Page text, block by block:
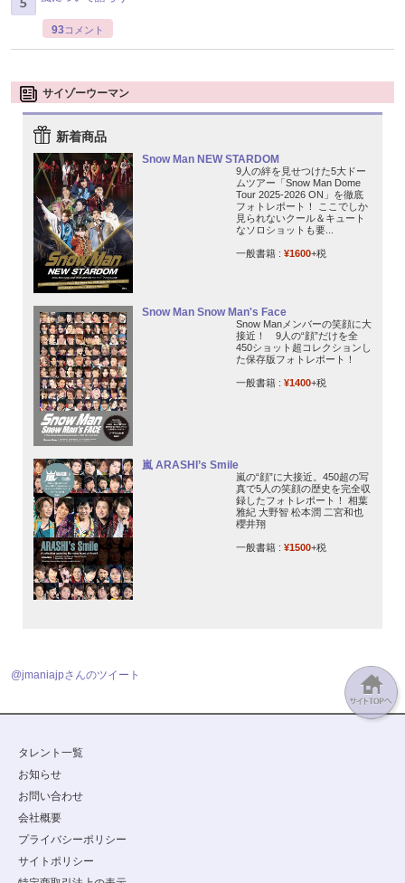
93コメント
サイゾーウーマン
新着商品
Snow Man NEW STARDOM
9人の絆を見せつけた5大ドー
ムツアー「Snow Man Dome
Tour 2025-2026 ON」を徹底
フォトレポート！ ここでしか
見られないクール＆キュート
なソロショットも要...
一般書籍 : ¥1600+税
Snow Man Snow Man's Face
Snow Manメンバーの笑顔に大
接近！ 9人の“顔”だけを全
450ショット超コレクションし
た保存版フォトレポート！
一般書籍 : ¥1400+税
嵐 ARASHI’s Smile
嵐の“顔”に大接近。450超の写
真で5人の笑顔の歴史を完全収
録したフォトレポート！ 相葉
雅紀 大野智 松本潤 二宮和也
櫻井翔
一般書籍 : ¥1500+税
@jmaniajpさんのツイート
タレント一覧
お知らせ
お問い合わせ
会社概要
プライバシーポリシー
サイトポリシー